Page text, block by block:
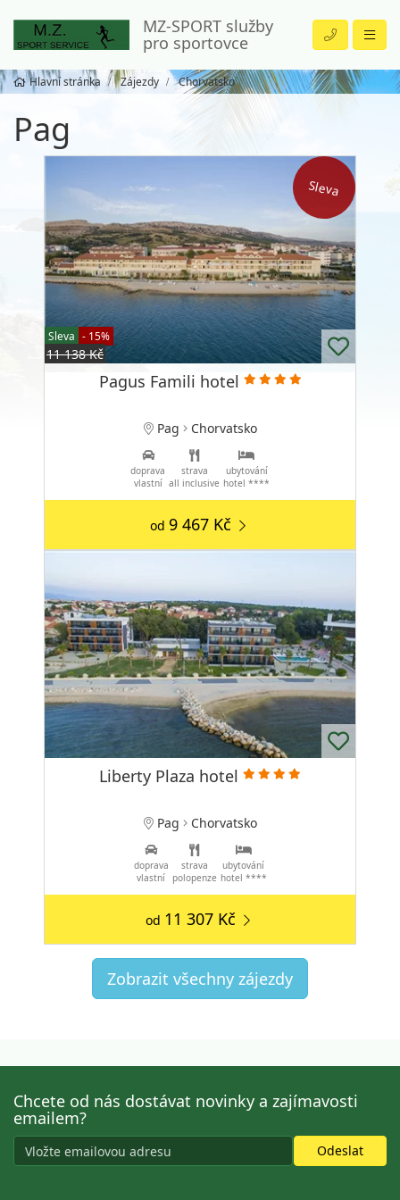
MZ-SPORT služby
pro sportovce
Hlavní stránka Zájezdy Chorvatsko
Pag
Sleva
Sleva - 15%
11 138 Kč
Pagus Famili hotel
Pag Chorvatsko
doprava
vlastní
strava
all inclusive
ubytování
hotel ****
od 9 467 Kč
Liberty Plaza hotel
Pag Chorvatsko
doprava
vlastní
strava
polopenze
ubytování
hotel ****
od 11 307 Kč
Zobrazit všechny zájezdy
Chcete od nás dostávat novinky a zajímavosti
emailem?